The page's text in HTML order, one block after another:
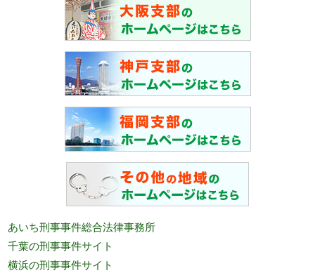
あいち刑事事件総合法律事務所
千葉の刑事事件サイト
横浜の刑事事件サイト